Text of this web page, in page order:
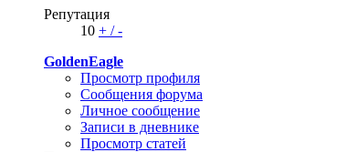
Репутация
10 + /-
GoldenEagle
Просмотр профиля
Сообщения форума
Личное сообщение
Записи в дневнике
Просмотр статей